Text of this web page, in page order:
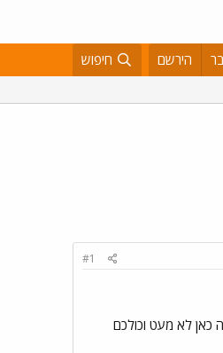
הירשם חיפוש
#1
כאן לא מעט וכולכם